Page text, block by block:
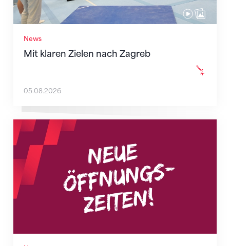
News
Mit klaren Zielen nach Zagreb
05.08.2026
Neue Empfangszeiten ab 1. August 2026